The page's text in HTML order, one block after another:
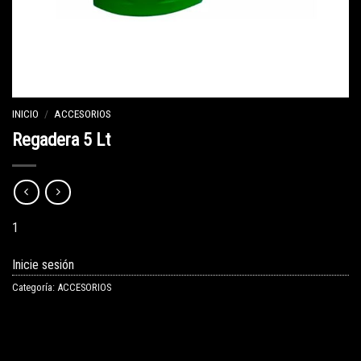
INICIO / ACCESORIOS
Regadera 5 Lt
1
Inicie sesión
Categoría: ACCESORIOS